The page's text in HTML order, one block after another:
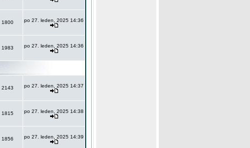
1800 po 27. leden, 2025 14:36
1983 po 27. leden, 2025 14:36
2143 po 27. leden, 2025 14:37
1815 po 27. leden, 2025 14:38
1856 po 27. leden, 2025 14:39